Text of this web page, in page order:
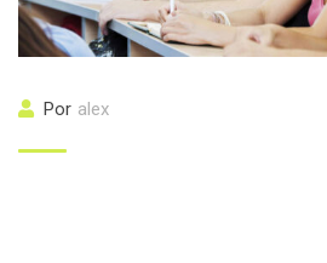
Por alex